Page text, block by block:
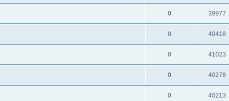
0 39977
0 40418
0 41023
0 40278
0 40213